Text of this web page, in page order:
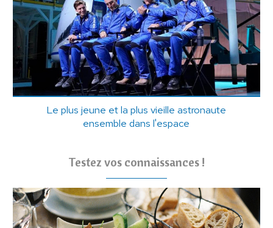
Le plus jeune et la plus vieille astronaute
ensemble dans l'espace
Testez vos connaissances !